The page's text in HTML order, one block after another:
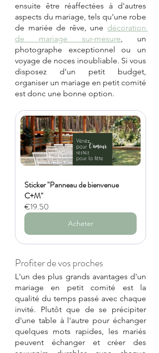
ensuite être réaffectées à d'autres
aspects du mariage, tels qu'une robe
de mariée de rêve, une décoration
de mariage sur-mesure , un
photographe exceptionnel ou un
voyage de noces inoubliable. Si vous
disposez d’un petit budget,
organiser un mariage en petit comité
est donc une bonne option.
Sticker "Panneau de bienvenue
C+M"
€19.50
Acheter
Profiter de vos proches
L'un des plus grands avantages d'un
mariage en petit comité est la
qualité du temps passé avec chaque
invité. Plutôt que de se précipiter
d'une table à l'autre pour échanger
quelques mots rapides, les mariés
peuvent échanger et créer des